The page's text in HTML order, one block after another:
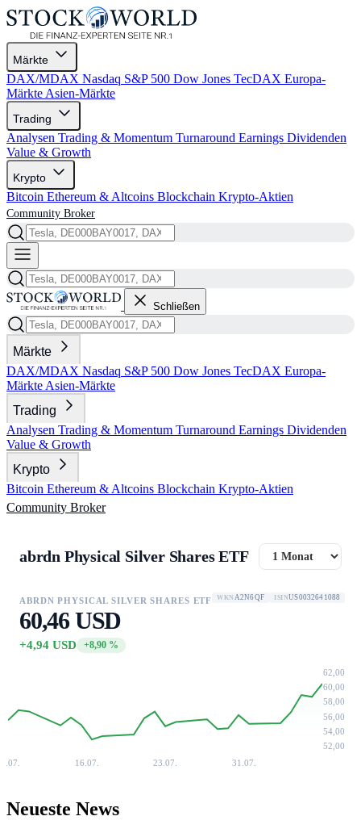
Märkte
DAX/MDAX Nasdaq S&P 500 Dow Jones TecDAX Europa-
Märkte Asien-Märkte
Trading
Analysen Trading & Momentum Turnaround Earnings Dividenden
Value & Growth
Krypto
Bitcoin Ethereum & Altcoins Blockchain Krypto-Aktien
Community Broker
Schließen
Märkte
DAX/MDAX Nasdaq S&P 500 Dow Jones TecDAX Europa-
Märkte Asien-Märkte
Trading
Analysen Trading & Momentum Turnaround Earnings Dividenden
Value & Growth
Krypto
Bitcoin Ethereum & Altcoins Blockchain Krypto-Aktien
Community Broker
abrdn Physical Silver Shares ETF
ABRDN PHYSICAL SILVER SHARES ETF WKN A2N6QF ISINUS0032641088
60,46 USD
+4,94 USD +8,90 %
62,00
60,00
58,00
56,00
54,00
52,00
16.07. 23.07. 31.07.
Neueste News